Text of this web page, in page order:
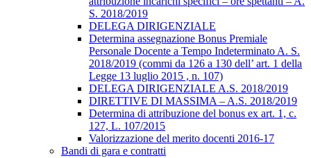
S. 2018/2019
DELEGA DIRIGENZIALE
Determina assegnazione Bonus Premiale
Personale Docente a Tempo Indeterminato A. S.
2018/2019 (commi da 126 a 130 dell’ art. 1 della
Legge 13 luglio 2015 , n. 107)
DELEGA DIRIGENZIALE A.S. 2018/2019
DIRETTIVE DI MASSIMA – A.S. 2018/2019
Determina di attribuzione del bonus ex art. 1, c.
127, L. 107/2015
Valorizzazione del merito docenti 2016-17
Bandi di gara e contratti